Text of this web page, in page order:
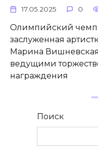
17.05.2025 0
Олимпийский
заслуженная
Марина
ведущими
награждения
Поиск